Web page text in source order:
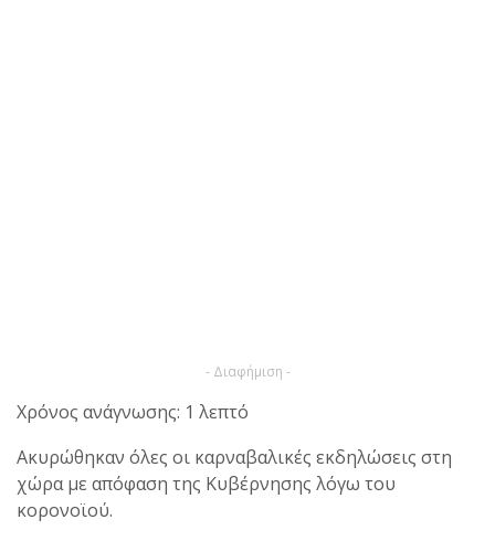
- Διαφήμιση -
Χρόνος ανάγνωσης: 1 λεπτό
Ακυρώθηκαν όλες οι καρναβαλικές εκδηλώσεις στη
χώρα με απόφαση της Κυβέρνησης λόγω του
κορονοϊού.